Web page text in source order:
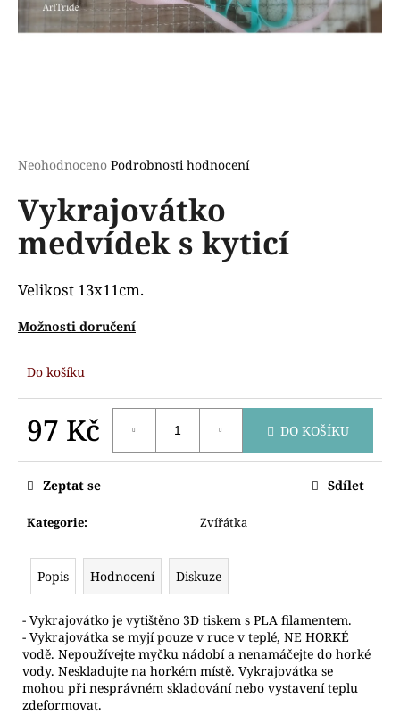
Průměrné
produktu
je
z
hvězdiček.
Neohodnoceno Podrobnosti hodnocení
Vykrajovátko
medvídek s kyticí
Velikost 13x11cm.
Možnosti doručení
Do košíku
97 Kč DO KOŠÍKU
Kategorie: Zvířátka
Zeptat se Sdílet
Popis Hodnocení Diskuze
- Vykrajovátko je vytištěno 3D tiskem s PLA filamentem.
- Vykrajovátka se myjí pouze v ruce v teplé, NE HORKÉ
vodě. Nepoužívejte myčku nádobí a nenamáčejte do horké
vody. Neskladujte na horkém místě. Vykrajovátka se
mohou při nesprávném skladování nebo vystavení teplu
zdeformovat.
a
HLEDAT
D
p
o
u
č
u
e
m
VYKRAJOVÁTKA
DINOSAUŘI
74